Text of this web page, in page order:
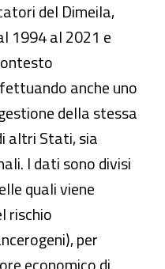
del Dimeila,
1994 al 2021 e
anche uno
della stessa
altri Stati, sia
I dati sono divisi
quali viene
rischio
per